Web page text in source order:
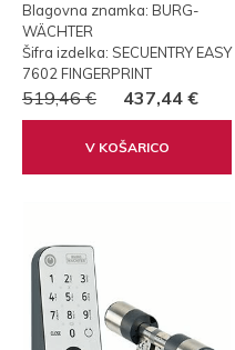
FP PRSTNI ODTIS
Blagovna znamka: BURG-
WÄCHTER
Šifra izdelka: SECUENTRY EASY
7602 FINGERPRINT
519,46 € 437,44 €
V KOŠARICO